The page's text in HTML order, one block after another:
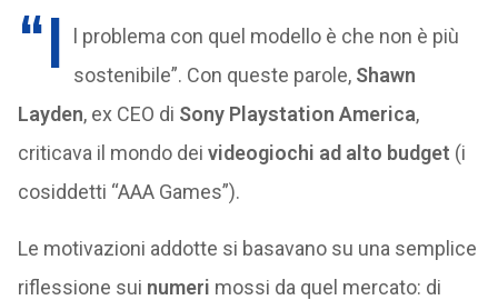
“I
l problema con quel modello è che non è più
sostenibile”. Con queste parole, Shawn
Layden, ex CEO di Sony Playstation America,
criticava il mondo dei videogiochi ad alto budget (i
cosiddetti “AAA Games”).
Le motivazioni addotte si basavano su una semplice
riflessione sui numeri mossi da quel mercato: di